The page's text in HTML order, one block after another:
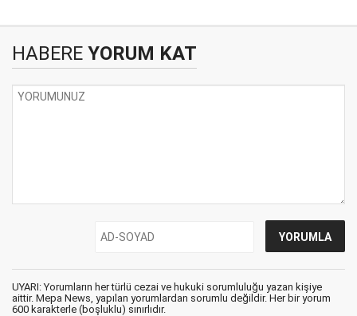
HABERE YORUM KAT
UYARI: Yorumların her türlü cezai ve hukuki sorumluluğu yazan kişiye
aittir. Mepa News, yapılan yorumlardan sorumlu değildir. Her bir yorum
600 karakterle (boşluklu) sınırlıdır.